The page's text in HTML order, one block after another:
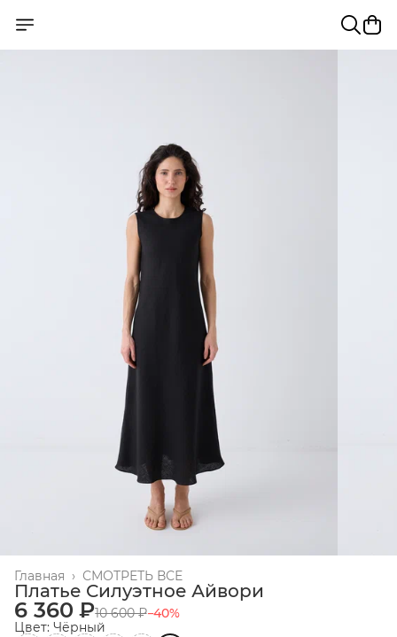
СМОТРЕТЬ ВСЕ
Главная ›
Платье Силуэтное Айвори
6 360 ₽10 600 ₽−40%
Цвет: Чёрный